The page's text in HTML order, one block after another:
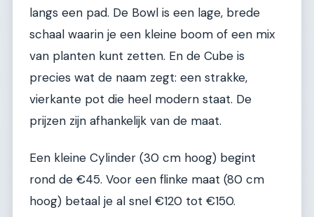
langs een pad. De Bowl is een lage, brede
schaal waarin je een kleine boom of een mix
van planten kunt zetten. En de Cube is
precies wat de naam zegt: een strakke,
vierkante pot die heel modern staat. De
prijzen zijn afhankelijk van de maat.
Een kleine Cylinder (30 cm hoog) begint
rond de €45. Voor een flinke maat (80 cm
hoog) betaal je al snel €120 tot €150.